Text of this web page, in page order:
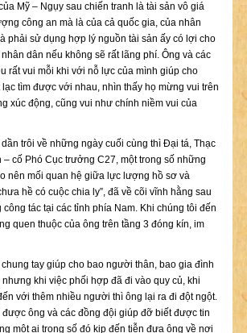
Mỹ – Ngụy sau chiến tranh là tài sản vô giá
công an mà là của cả quốc gia, của nhân
phải sử dụng hợp lý nguồn tài sản ấy có lợi cho
dân nếu không sẽ rất lãng phí. Ông và các
rất vui mỗi khi với nỗ lực của mình giúp cho
tìm được với nhau, nhìn thấy họ mừng vui trên
xúc động, cũng vui như chính niềm vui của
trôi về những ngày cuối cùng thì Đại tá, Thạc
– cố Phó Cục trưởng C27, một trong số những
nên mối quan hệ giữa lực lượng hồ sơ và
hề có cuộc chia ly”, đã về cõi vĩnh hằng sau
công tác tại các tỉnh phía Nam. Khi chúng tôi đến
quen thuộc của ông trên tầng 3 đóng kín, im
tay giúp cho bao người thân, bao gia đình
nhưng khi việc phối hợp đã đi vào quy củ, khi
với thêm nhiều người thì ông lại ra đi đột ngột.
ông và các đồng đội giúp đỡ biết được tin
một ai trong số đó kịp đến tiễn đưa ông về nơi